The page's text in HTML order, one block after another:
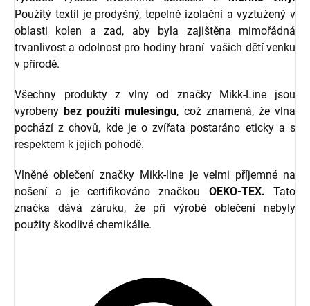
Použitý textil je prodyšný, tepelně izolační a vyztužený v
oblasti kolen a zad, aby byla zajištěna mimořádná
trvanlivost a odolnost pro hodiny hraní vašich dětí venku
v přírodě.
Všechny produkty z vlny od značky Mikk-Line jsou
vyrobenybez použití mulesingu, což znamená, že vlna
pochází z chovů, kde je o zvířata postaráno eticky a s
respektem k jejich pohodě.
Vlněné oblečení značky Mikk-line je velmi příjemné na
nošení a je certifikováno značkou OEKO-TEX. Tato
značka dává záruku, že při výrobě oblečení nebyly
použity škodlivé chemikálie.